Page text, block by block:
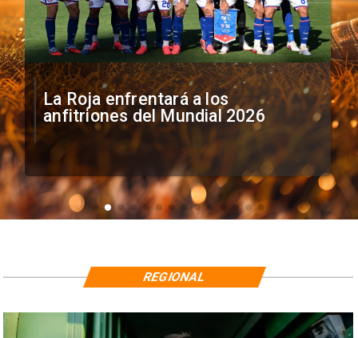
La Roja enfrentará a los
anfitriones del Mundial 2026
REGIONAL